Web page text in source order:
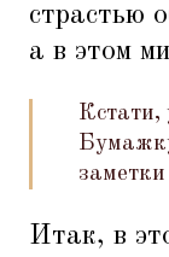
страстью
а в этом
Кстати,
заметки
Итак, в